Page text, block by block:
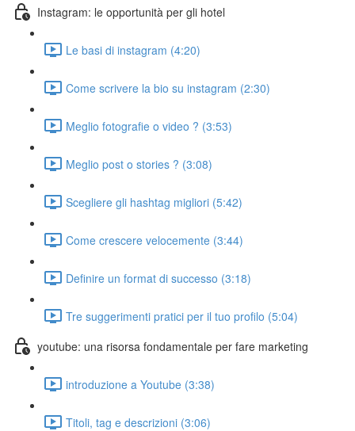
Instagram: le opportunità per gli hotel
Le basi di instagram (4:20)
Come scrivere la bio su instagram (2:30)
Meglio fotografie o video ? (3:53)
Meglio post o stories ? (3:08)
Scegliere gli hashtag migliori (5:42)
Come crescere velocemente (3:44)
Definire un format di successo (3:18)
Tre suggerimenti pratici per il tuo profilo (5:04)
youtube: una risorsa fondamentale per fare marketing
introduzione a Youtube (3:38)
Titoli, tag e descrizioni (3:06)